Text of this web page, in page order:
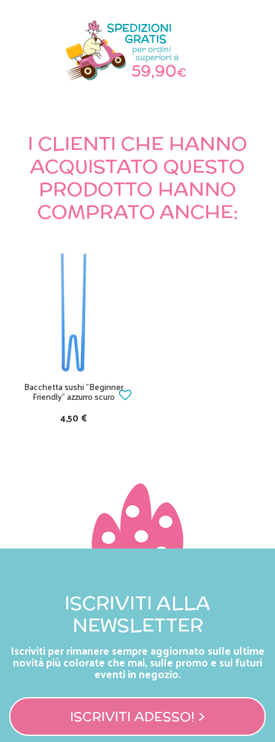
I CLIENTI CHE HANNO
ACQUISTATO QUESTO
PRODOTTO HANNO
COMPRATO ANCHE:
Bacchetta sushi "Beginner
Friendly" azzurro scuro
4,50 €
ISCRIVITI ALLA
NEWSLETTER
Iscriviti per rimanere sempre aggiornato sulle ultime
novità più colorate che mai, sulle promo e sui futuri
eventi in negozio.
ISCRIVITI ADESSO! >